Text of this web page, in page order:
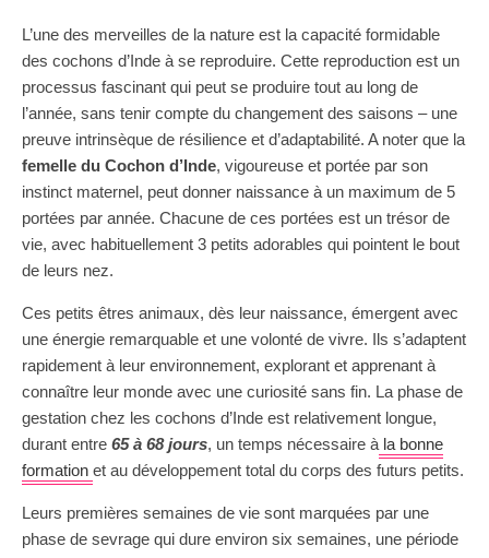
L’une des merveilles de la nature est la capacité formidable
des cochons d’Inde à se reproduire. Cette reproduction est un
processus fascinant qui peut se produire tout au long de
l’année, sans tenir compte du changement des saisons – une
preuve intrinsèque de résilience et d’adaptabilité. A noter que la
femelle du Cochon d’Inde, vigoureuse et portée par son
instinct maternel, peut donner naissance à un maximum de 5
portées par année. Chacune de ces portées est un trésor de
vie, avec habituellement 3 petits adorables qui pointent le bout
de leurs nez.
Ces petits êtres animaux, dès leur naissance, émergent avec
une énergie remarquable et une volonté de vivre. Ils s’adaptent
rapidement à leur environnement, explorant et apprenant à
connaître leur monde avec une curiosité sans fin. La phase de
gestation chez les cochons d’Inde est relativement longue,
durant entre 65 à 68 jours, un temps nécessaire à la bonne
formation et au développement total du corps des futurs petits.
Leurs premières semaines de vie sont marquées par une
phase de sevrage qui dure environ six semaines, une période